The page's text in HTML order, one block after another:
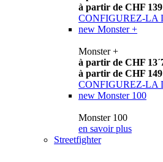
à partir de CHF
CONFIGUREZ-LA
new Monster +
Monster +
à partir de CHF
à partir de CHF
CONFIGUREZ-LA
new Monster 100
Monster 100
en savoir plus
Streetfighter